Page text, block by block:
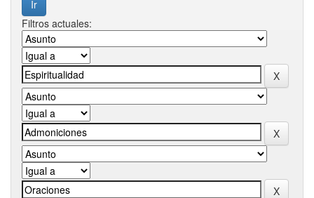
Filtros actuales: